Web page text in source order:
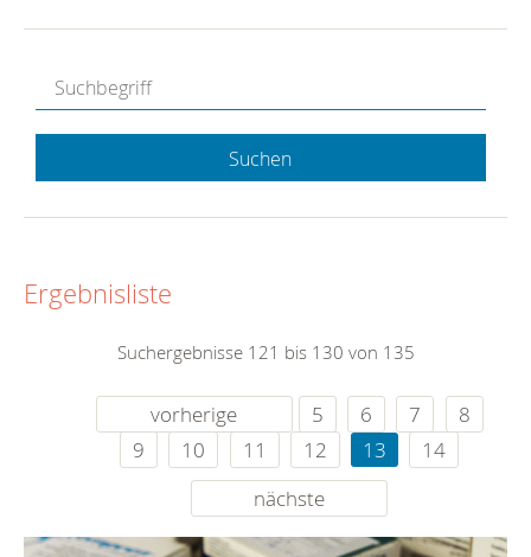
Suchen
Ergebnisliste
Suchergebnisse 121 bis 130 von 135
vorherige 5 6 7
8
9
10 11 12 13
14
nächste